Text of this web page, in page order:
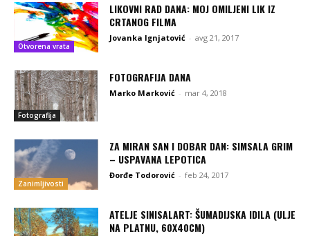
Otvorena vrata
LIKOVNI RAD DANA: MOJ OMILJENI LIK IZ
CRTANOG FILMA
Jovanka Ignjatović - avg 21, 2017
Fotografija
FOTOGRAFIJA DANA
Marko Marković - mar 4, 2018
Zanimljivosti
ZA MIRAN SAN I DOBAR DAN: SIMSALA GRIM
– USPAVANA LEPOTICA
Đorđe Todorović - feb 24, 2017
ATELJE SINISALART: ŠUMADIJSKA IDILA (ULJE
NA PLATNU, 60X40CM)